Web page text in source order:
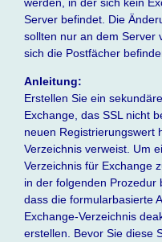
werden, in der sich kein
Server befindet. Die
sollten nur an dem Server
sich die Postfächer
Anleitung:
Erstellen Sie ein
Exchange, das SSL nicht
neuen Registrierungswert
Verzeichnis verweist. Um
Verzeichnis für Exchange
in der folgenden Prozedur
dass die formularbasierte
Exchange-Verzeichnis
erstellen. Bevor Sie diese